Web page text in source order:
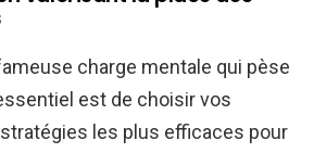
charge mentale qui pèse
est de choisir vos
les plus efficaces pour